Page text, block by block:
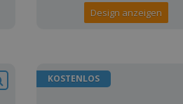
Design anzeigen
KOSTENLOS